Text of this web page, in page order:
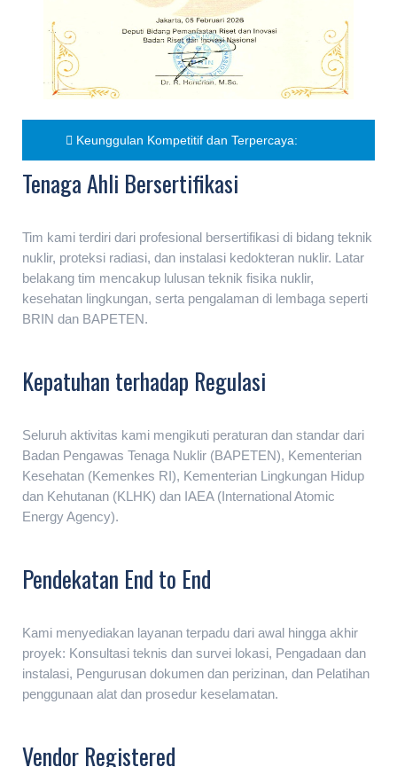
Keunggulan Kompetitif dan Terpercaya:
Tenaga Ahli Bersertifikasi
Tim kami terdiri dari profesional bersertifikasi di bidang teknik
nuklir, proteksi radiasi, dan instalasi kedokteran nuklir. Latar
belakang tim mencakup lulusan teknik fisika nuklir,
kesehatan lingkungan, serta pengalaman di lembaga seperti
BRIN dan BAPETEN.
Kepatuhan terhadap Regulasi
Seluruh aktivitas kami mengikuti peraturan dan standar dari
Badan Pengawas Tenaga Nuklir (BAPETEN), Kementerian
Kesehatan (Kemenkes RI), Kementerian Lingkungan Hidup
dan Kehutanan (KLHK) dan IAEA (International Atomic
Energy Agency).
Pendekatan End to End
Kami menyediakan layanan terpadu dari awal hingga akhir
proyek: Konsultasi teknis dan survei lokasi, Pengadaan dan
instalasi, Pengurusan dokumen dan perizinan, dan Pelatihan
penggunaan alat dan prosedur keselamatan.
Vendor Registered